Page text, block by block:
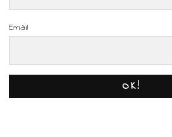
Email
OK!